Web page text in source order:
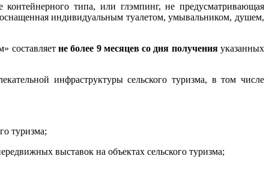
контейнерного типа, или глэмпинг, не предусматривающая
индивидуальным туалетом, умывальником, душем,
составляетне более 9 месяцев со дня полученияуказанных
инфраструктуры сельского туризма, в том числе
туризма;
выставок на объектах сельского туризма;